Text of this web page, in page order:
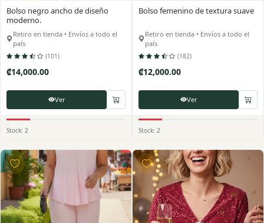
Bolso negro ancho de diseño
moderno.
Retiro en tienda • Envíos a todo el
país
(101)
₡14,000.00
Ver
Stock: 2
Bolso femenino de textura suave
Retiro en tienda • Envíos a todo el
país
(182)
₡12,000.00
Ver
Stock: 2